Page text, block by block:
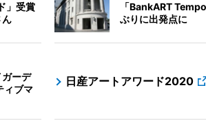
」受賞
「BankART
ぶりに出発点に
ーデ
ィブマ
日産アートアワード2020